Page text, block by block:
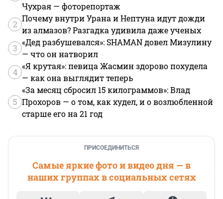
Чухрая — фоторепортаж
2
Почему внутри Урана и Нептуна идут дожди
из алмазов? Разгадка удивила даже ученых
3
«Дед разбушевался»: SHAMAN довел Мизулину
— что он натворил
4
«Я крутая»: певица Жасмин здорово похудела
— как она выглядит теперь
5
«За месяц сбросил 15 килограммов»: Влад
Прохоров — о том, как худел, и о возлюбленной
старше его на 21 год
ПРИСОЕДИНИТЬСЯ
Самые яркие фото и видео дня — в
наших группах в социальных сетях